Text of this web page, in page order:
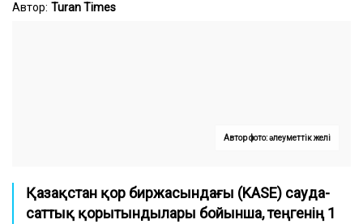
Автор: Turan Times
Автор фото: әлеуметтік желі
Қазақстан қор биржасындағы (KASE) сауда-
саттық қорытындылары бойынша, теңгенің 1